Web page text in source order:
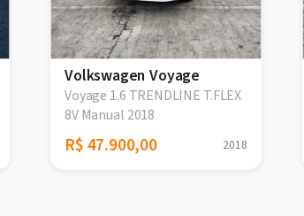
Volkswagen Voyage
Voyage 1.6 TRENDLINE T.FLEX
8V Manual 2018
R$ 47.900,00 2018